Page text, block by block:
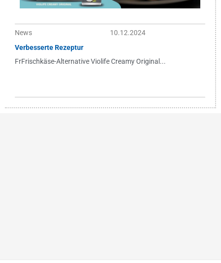
News
10.12.2024
Verbesserte Rezeptur
FrFrischkäse-Alternative Violife Creamy Original...